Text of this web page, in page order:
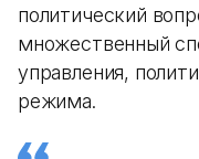
политический
множественный
управления,
режима.